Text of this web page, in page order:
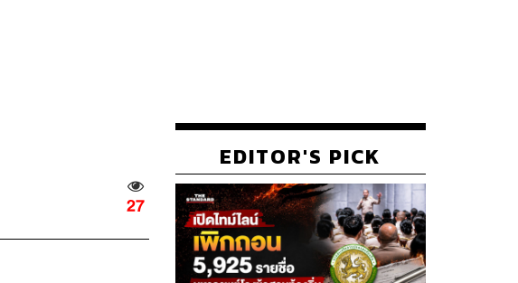
27
EDITOR'S PICK